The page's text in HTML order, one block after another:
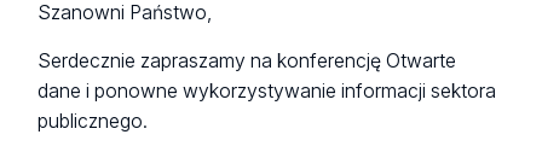
Szanowni Państwo,
Serdecznie zapraszamy na konferencję Otwarte
dane i ponowne wykorzystywanie informacji sektora
publicznego.